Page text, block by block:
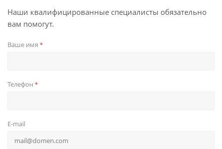
Наши квалифицированные специалисты обязательно
вам помогут.
Ваше имя *
Телефон *
E-mail